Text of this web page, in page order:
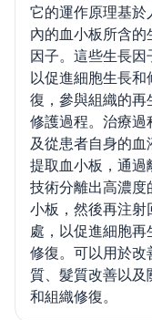
它的運作原理基於
內的血小板所含的
因子。這些生長因
以促進細胞生長和
復，參與組織的再
修護過程。治療過
及從患者自身的血
提取血小板，通過
技術分離出高濃度
小板，然後再注射
處，以促進細胞再
修復。可以用於改
質、髮質改善以及
和組織修復。